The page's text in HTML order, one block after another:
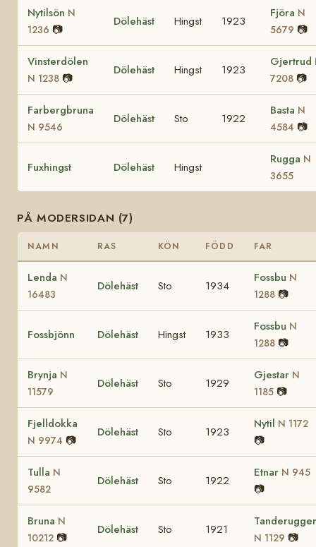
Nytilsön N
1236 📷
Dölehäst Hingst 1923
Fjöra N
5679 📷
Vinsterdölen
N 1238 📷
Dölehäst Hingst 1923
Gjertrud
7208 📷
Farbergbruna
N 9546
Dölehäst Sto 1922
Basta N
4584 📷
Fuxhingst Dölehäst Hingst
Rugga N
3655
PÅ MODERSIDAN (7)
NAMN RAS KÖN FÖDD FAR
Lenda N
16483
Dölehäst Sto 1934
Fossbu N
1288 📷
Fossbjönn Dölehäst Hingst 1933
Fossbu N
1288 📷
Brynja N
11579
Dölehäst Sto 1929
Gjestar N
1185 📷
Fjelldokka
N 9974 📷
Dölehäst Sto 1923
Nytil N 1172
📷
Tulla N
9582
Dölehäst Sto 1922
Etnar N 945
📷
Bruna N
10212 📷
Dölehäst Sto 1921
N 1129 📷